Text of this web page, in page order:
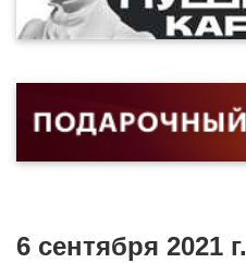
6 сентября 2021 г.